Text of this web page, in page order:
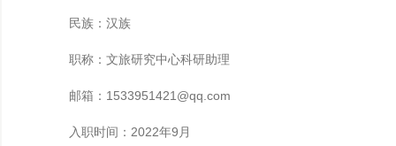
民族：汉族
职称：文旅研究中心科研助理
邮箱：1533951421@qq.com
入职时间：2022年9月